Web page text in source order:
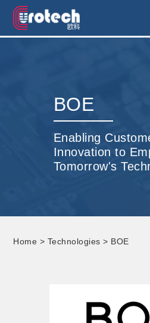
EUROTECH is world's
BOE
Enabling
Innovation to
Tomorrow's
Home > Technologies > BOE